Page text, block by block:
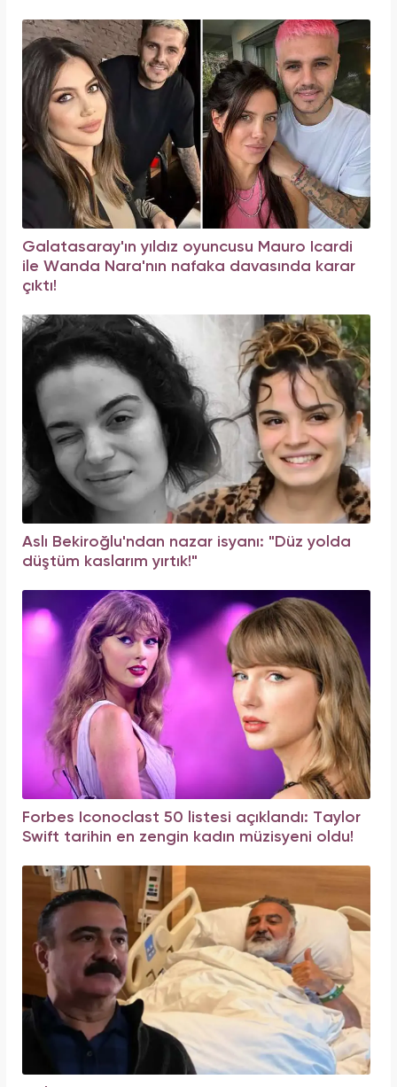
Galatasaray'ın yıldız oyuncusu Mauro Icardi
ile Wanda Nara'nın nafaka davasında karar
çıktı!
Aslı Bekiroğlu'ndan nazar isyanı: "Düz yolda
düştüm kaslarım yırtık!"
Forbes Iconoclast 50 listesi açıklandı: Taylor
Swift tarihin en zengin kadın müzisyeni oldu!